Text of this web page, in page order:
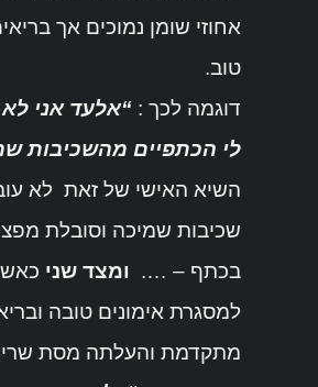
אחוזי שומן נמוכים אך
טוב.
דוגמה לכך : “אלעד אני
לי הכתפיים מהשכיבות
שכיבות שמיכה וסובלת
בכתף – …. ומצד שני
למסגרת אימונים טובה
מתקדמת והעלתה מסת